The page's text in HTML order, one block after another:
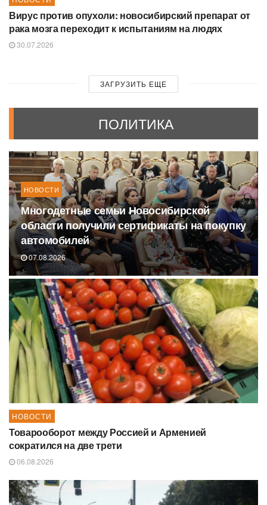
Вирус против опухоли: новосибирский препарат от
рака мозга переходит к испытаниям на людях
30.07.2026
ЗАГРУЗИТЬ ЕЩЕ
ПОЛИТИКА
НОВОСТИ
Многодетные семьи Новосибирской
области получили сертификаты на покупку
автомобилей
07.08.2026
НОВОСТИ
Товарооборот между Россией и Арменией
сократился на две трети
06.08.2026